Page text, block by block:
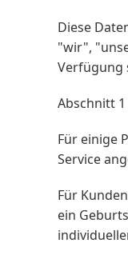
Diese
"wir",
Verfügung
Abschnitt
Für einige
Service
Für
ein